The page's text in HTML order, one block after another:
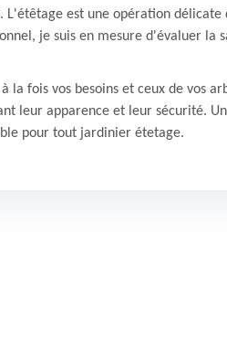
L'étêtage est une opération délicate
je suis en mesure d'évaluer la
la fois vos besoins et ceux de vos
leur apparence et leur sécurité.
pour tout jardinier étetage.